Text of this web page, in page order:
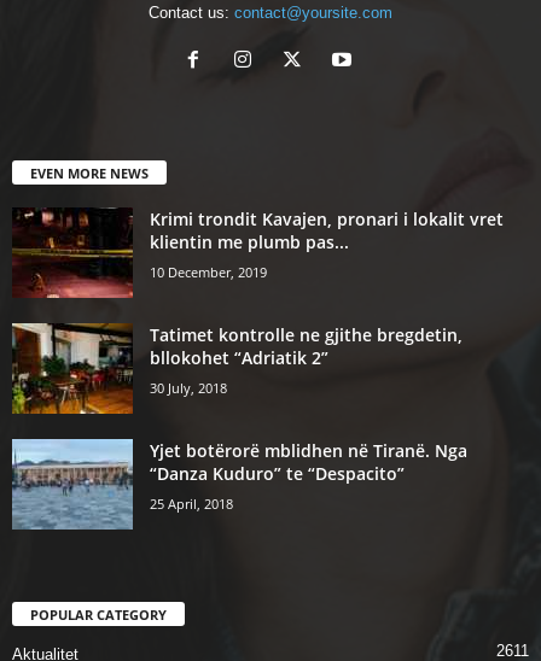
Contact us: contact@yoursite.com
EVEN MORE NEWS
Krimi trondit Kavajen, pronari i lokalit vret
klientin me plumb pas...
10 December, 2019
Tatimet kontrolle ne gjithe bregdetin,
bllokohet “Adriatik 2”
30 July, 2018
Yjet botërorë mblidhen në Tiranë. Nga
“Danza Kuduro” te “Despacito”
25 April, 2018
POPULAR CATEGORY
Aktualitet 2611